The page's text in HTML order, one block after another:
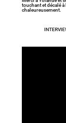
touchant et décalé à
chaleureusement.